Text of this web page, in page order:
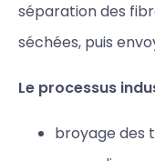
séparation des
séchées, puis
Le processus
broyage des